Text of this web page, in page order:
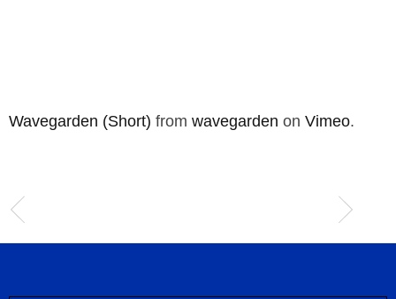
Wavegarden (Short) from wavegarden on Vimeo.